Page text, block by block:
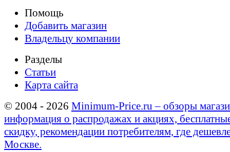
Помощь
Добавить магазин
Владельцу компании
Разделы
Статьи
Карта сайта
© 2004 - 2026 Minimum-Price.ru – обзоры
информация о распродажах и акциях,
скидку, рекомендации потребителям, где
Москве.